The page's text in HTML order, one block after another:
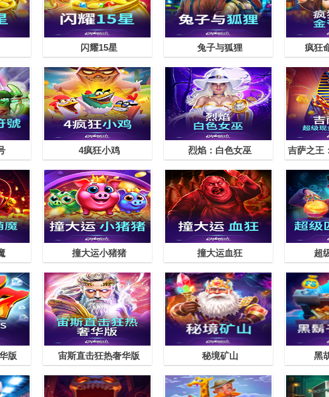
闪耀15星 兔子与狐狸 疯狂
4疯狂小鸡 烈焰：白色女巫
撞大运小猪猪 撞大运血狂 超
版 宙斯直击狂热奢华版 秘境矿山 黑